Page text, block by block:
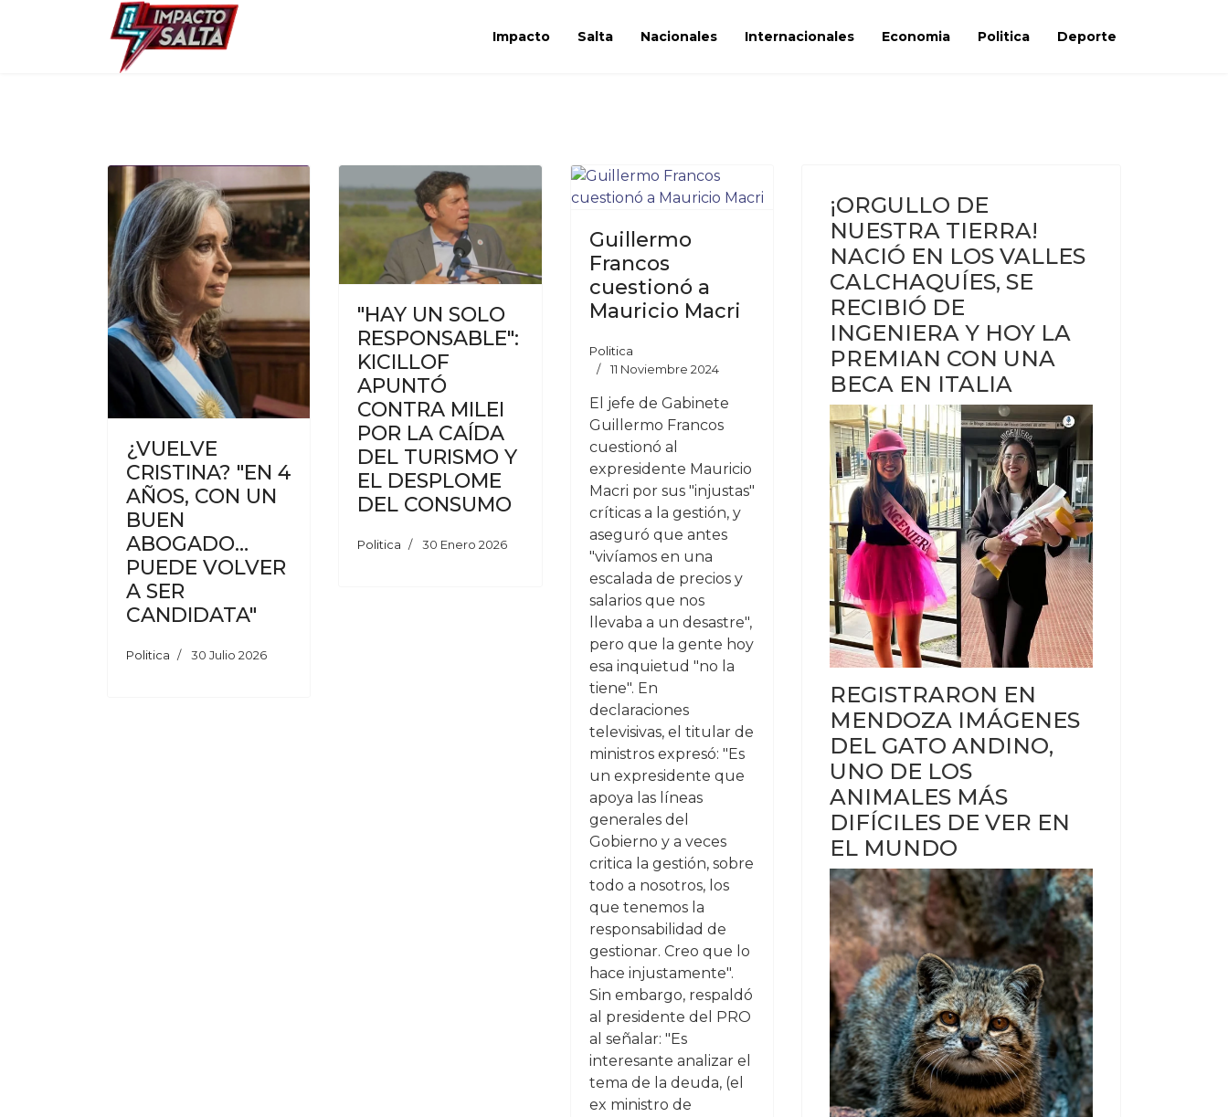
Impacto Salta Nacionales Internacionales Economia Politica Deporte
¿VUELVE
CRISTINA? "EN 4
AÑOS, CON UN
BUEN
ABOGADO…
PUEDE VOLVER
A SER
CANDIDATA"
Politica 30 Julio 2026
"HAY UN SOLO
RESPONSABLE":
KICILLOF
APUNTÓ
CONTRA MILEI
POR LA CAÍDA
DEL TURISMO Y
EL DESPLOME
DEL CONSUMO
Politica 30 Enero 2026
Guillermo
Francos
cuestionó a
Mauricio Macri
Politica
11 Noviembre 2024
El jefe de Gabinete
Guillermo Francos
cuestionó al
expresidente Mauricio
Macri por sus "injustas"
críticas a la gestión, y
aseguró que antes
"vivíamos en una
escalada de precios y
salarios que nos
llevaba a un desastre",
pero que la gente hoy
esa inquietud "no la
tiene". En
declaraciones
televisivas, el titular de
ministros expresó: "Es
un expresidente que
apoya las líneas
generales del
Gobierno y a veces
critica la gestión, sobre
todo a nosotros, los
que tenemos la
responsabilidad de
gestionar. Creo que lo
hace injustamente".
Sin embargo, respaldó
al presidente del PRO
al señalar: "Es
interesante analizar el
tema de la deuda, (el
ex ministro de
¡ORGULLO DE
NUESTRA TIERRA!
NACIÓ EN LOS VALLES
CALCHAQUÍES, SE
RECIBIÓ DE
INGENIERA Y HOY LA
PREMIAN CON UNA
BECA EN ITALIA
REGISTRARON EN
MENDOZA IMÁGENES
DEL GATO ANDINO,
UNO DE LOS
ANIMALES MÁS
DIFÍCILES DE VER EN
EL MUNDO